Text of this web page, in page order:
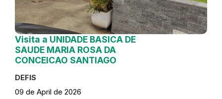
Visita a UNIDADE BASICA DE
SAUDE MARIA ROSA DA
CONCEICAO SANTIAGO
DEFIS
09 de April de 2026